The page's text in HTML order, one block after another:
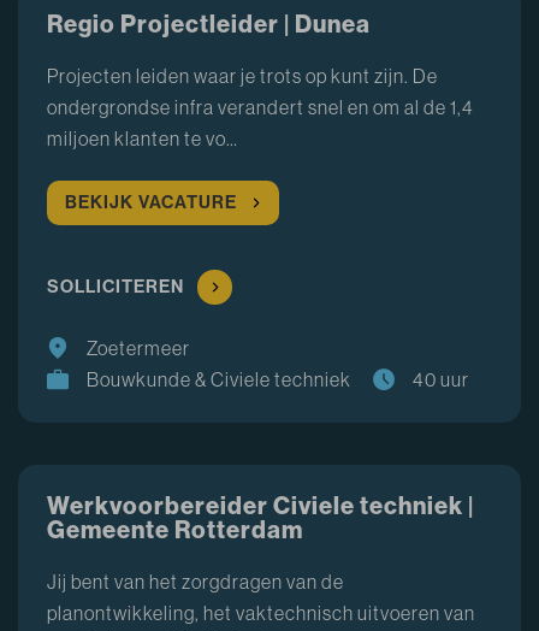
Regio Projectleider | Dunea
Projecten leiden waar je trots op kunt zijn. De
ondergrondse infra verandert snel en om al de 1,4
miljoen klanten te vo…
BEKIJK VACATURE
SOLLICITEREN
Zoetermeer
Bouwkunde & Civiele techniek
40 uur
Werkvoorbereider Civiele techniek |
Gemeente Rotterdam
Jij bent van het zorgdragen van de
planontwikkeling, het vaktechnisch uitvoeren van